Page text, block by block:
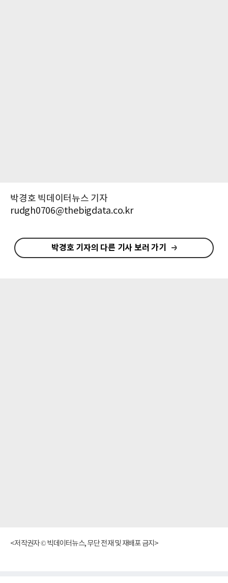
박경호 빅데이터뉴스 기자
rudgh0706@thebigdata.co.kr
박경호 기자의 다른 기사 보러 가기
<저작권자 © 빅데이터뉴스, 무단 전재 및 재배포 금지>